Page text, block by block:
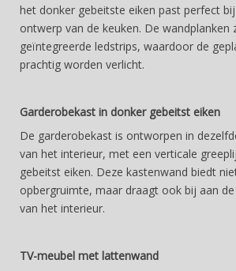
het donker gebeitste eiken past perfect
ontwerp van de keuken. De wandplanken
geïntegreerde ledstrips, waardoor de
prachtig worden verlicht.
Garderobekast in donker gebeitst eiken
De garderobekast is ontworpen in
van het interieur, met een verticale
gebeitst eiken. Deze kastenwand biedt
opbergruimte, maar draagt ook bij aan
van het interieur.
TV-meubel met lattenwand